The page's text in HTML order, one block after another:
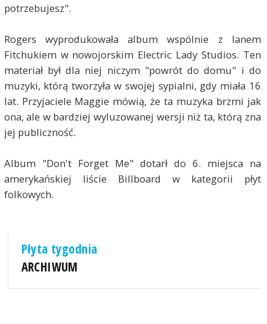
potrzebujesz".
Rogers wyprodukowała album wspólnie z Ianem
Fitchukiem w nowojorskim Electric Lady Studios. Ten
materiał był dla niej niczym "powrót do domu" i do
muzyki, którą tworzyła w swojej sypialni, gdy miała 16
lat. Przyjaciele Maggie mówią, że ta muzyka brzmi jak
ona, ale w bardziej wyluzowanej wersji niż ta, którą zna
jej publiczność.
Album "Don't Forget Me" dotarł do 6. miejsca na
amerykańskiej liście Billboard w kategorii płyt
folkowych.
Płyta tygodnia
ARCHIWUM